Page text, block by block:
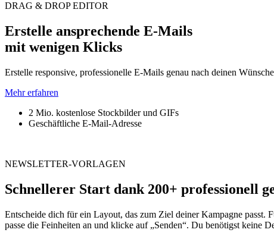
DRAG & DROP EDITOR
Erstelle ansprechende E-Mails
mit wenigen Klicks
Erstelle responsive, professionelle E-Mails genau nach deinen
Mehr erfahren
2 Mio. kostenlose Stockbilder und GIFs
Geschäftliche E-Mail-Adresse
NEWSLETTER-VORLAGEN
Schnellerer Start dank 200+ professionell
Entscheide dich für ein Layout, das zum Ziel deiner Kampagne passt.
passe die Feinheiten an und klicke auf „Senden“. Du benötigst keine